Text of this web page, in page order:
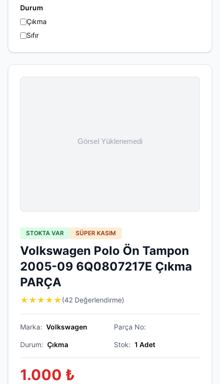
Durum
Çıkma
Sıfır
STOKTA VAR SÜPER KASIM
Volkswagen Polo Ön Tampon
2005-09 6Q0807217E Çıkma
PARÇA
★ ★ ★ ★ ★(42 Değerlendirme)
Marka: Volkswagen Parça No:
Durum: Çıkma Stok: 1 Adet
1.000 ₺